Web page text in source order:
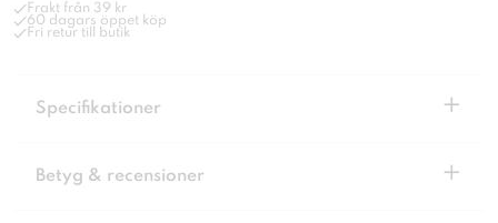
Frakt från 39 kr
60 dagars öppet köp
Fri retur till butik
Specifikationer +
Betyg & recensioner +